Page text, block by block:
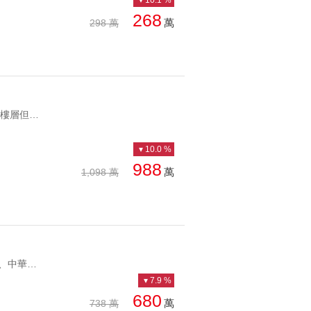
298 萬 268 萬
1,098 萬 988 萬
10.0 %
738 萬 680 萬
7.9 %